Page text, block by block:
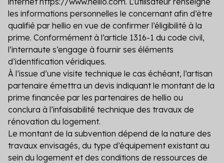
les informations personnelles le concernant afin d’être
qualifié par hellio en vue de confirmer l’éligibilité à la
prime. Conformément à l’article 1316-1 du code civil,
l’internaute s’engage à fournir ses éléments
d’identification véridiques.
À l’issue d’une visite technique le cas échéant, l’artisan
partenaire émettra un devis indiquant le montant de la
prime financée par les partenaires de hellio ou
conclura à l’infaisabilité technique des travaux de
rénovation du logement.
Le montant de la subvention dépend de la nature des
travaux envisagés, du type d’équipement existant au
sein du logement et des conditions de ressources de